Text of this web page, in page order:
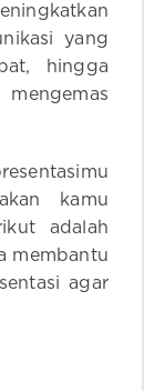
yang
hingga
kamu
adalah
membantu
agar